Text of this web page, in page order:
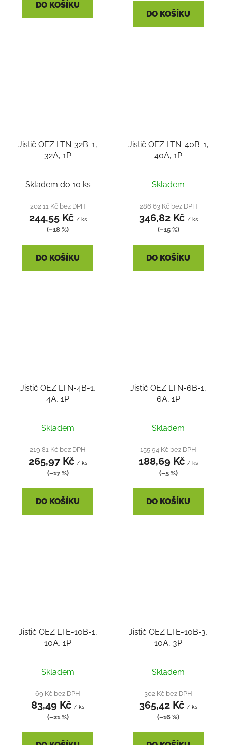
DO KOŠÍKU
DO KOŠÍKU
Jistič OEZ LTN-32B-1,
32A, 1P
Skladem do 10 ks
202,11 Kč bez DPH
244,55 Kč / ks
(–18 %)
DO KOŠÍKU
Jistič OEZ LTN-40B-1,
40A, 1P
Skladem
286,63 Kč bez DPH
346,82 Kč / ks
(–15 %)
DO KOŠÍKU
Jistič OEZ LTN-4B-1,
4A, 1P
Skladem
219,81 Kč bez DPH
265,97 Kč / ks
(–17 %)
DO KOŠÍKU
Jistič OEZ LTN-6B-1,
6A, 1P
Skladem
155,94 Kč bez DPH
188,69 Kč / ks
(–5 %)
DO KOŠÍKU
Jistič OEZ LTE-10B-1,
10A, 1P
Skladem
69 Kč bez DPH
83,49 Kč / ks
(–21 %)
Jistič OEZ LTE-10B-3,
10A, 3P
Skladem
302 Kč bez DPH
365,42 Kč / ks
(–16 %)